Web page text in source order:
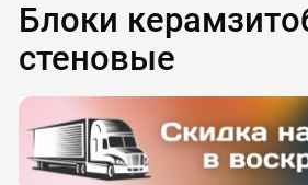
Блоки
стеновые